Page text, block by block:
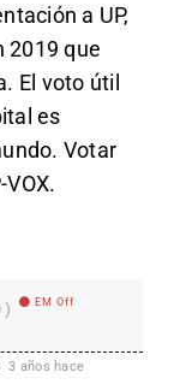
a UP,
2019 que
El voto útil
es
Votar
EM Off
3 años hace